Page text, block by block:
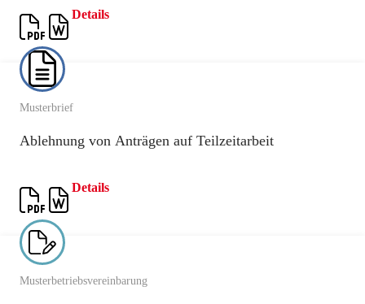
Details
Musterbrief
Ablehnung von Anträgen auf Teilzeitarbeit
Details
Musterbetriebsvereinbarung